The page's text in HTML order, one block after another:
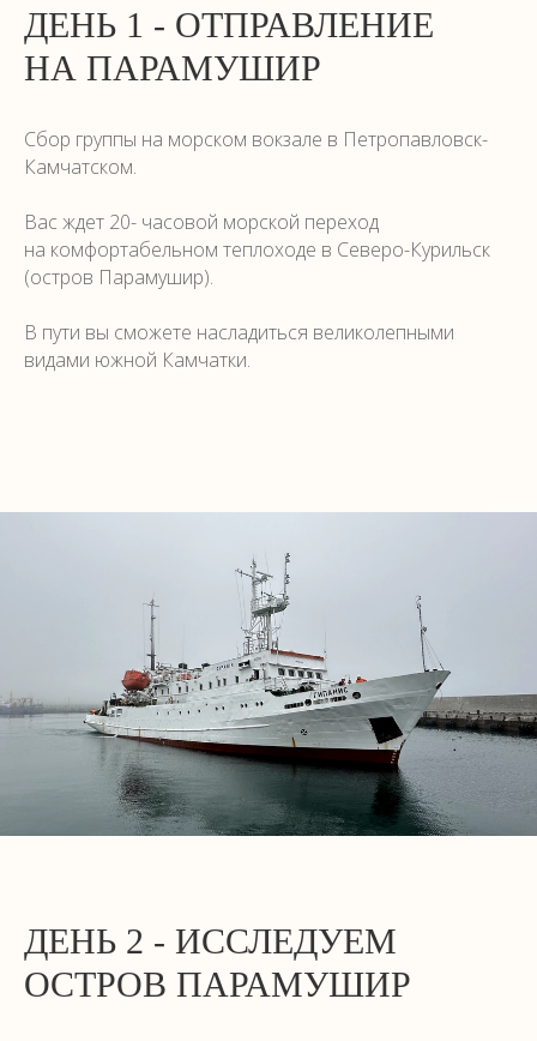
ДЕНЬ 1 - ОТПРАВЛЕНИЕ
НА ПАРАМУШИР
Сбор группы на морском вокзале в Петропавловск-
Камчатском.
Вас ждет 20- часовой морской переход
на комфортабельном теплоходе в Северо-Курильск
(остров Парамушир).
В пути вы сможете насладиться великолепными
видами южной Камчатки.
ДЕНЬ 2 - ИССЛЕДУЕМ
ОСТРОВ ПАРАМУШИР